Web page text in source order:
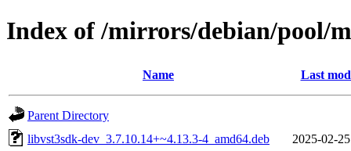
Index of /mirrors/debian/pool/
Name Last
Parent Directory
libvst3sdk-dev_3.7.10.14+~4.13.3-4_amd64.deb
2025-02-